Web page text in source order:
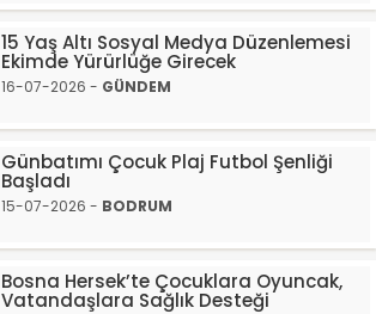
15 Yaş Altı Sosyal Medya Düzenlemesi
Ekimde Yürürlüğe Girecek
16-07-2026 - GÜNDEM
Günbatımı Çocuk Plaj Futbol Şenliği
Başladı
15-07-2026 - BODRUM
Bosna Hersek’te Çocuklara Oyuncak,
Vatandaşlara Sağlık Desteği